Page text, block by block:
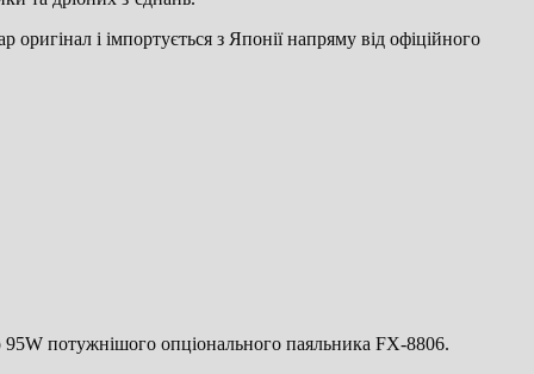
і імпортується з Японії напряму від офіційного
потужнішого опціонального паяльника FX-8806.